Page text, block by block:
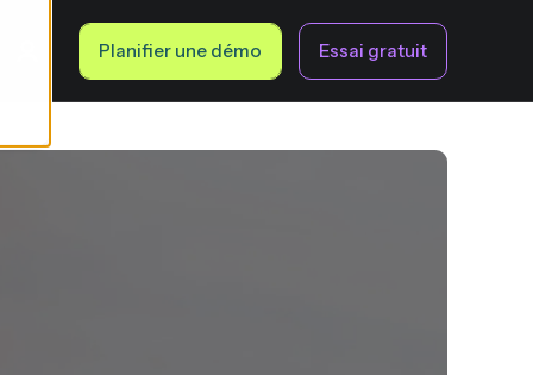
Planifier une démo Essai gratuit